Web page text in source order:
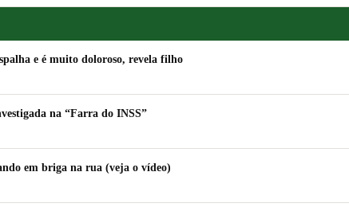
e é muito doloroso, revela filho
na “Farra do INSS”
em briga na rua (veja o vídeo)